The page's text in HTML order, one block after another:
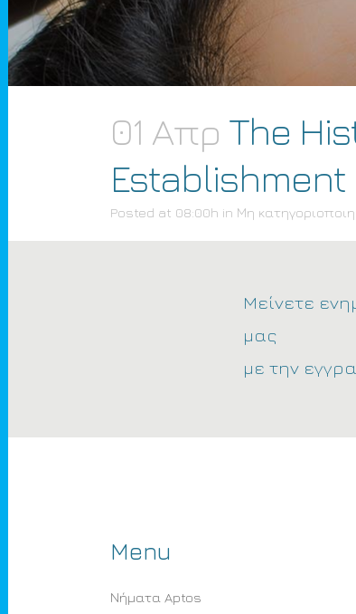
01 Απρ The
Establishment
Posted at 08:00h in Μη
Μείνετε
μας
με την
Menu
Νήματα Aptos